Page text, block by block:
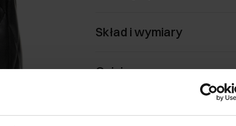
Skład i wymiary
Opinie